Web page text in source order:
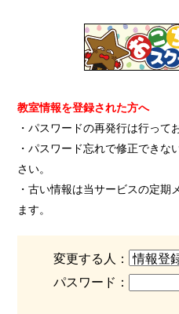
教室情報を登録された方へ
・パスワードの再発行は行って
・パスワード忘れで修正でき
さい。
・古い情報は当サービスの定
ます。
変更する人：
パスワード：